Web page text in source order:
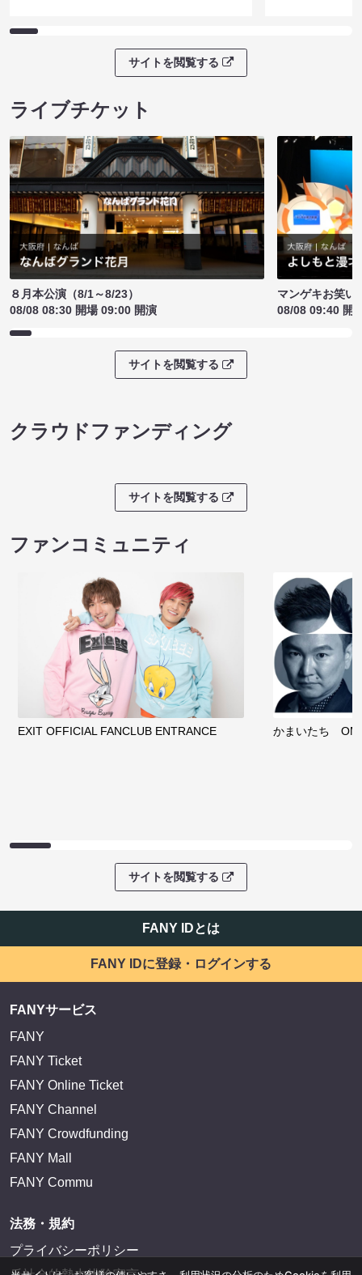
サイトを閲覧する
ライブチケット
８月本公演（8/1～8/23）
08/08 08:30 開場 09:00 開演
マンゲキお笑い
08/08 09:40 開
サイトを閲覧する
クラウドファンディング
サイトを閲覧する
ファンコミュニティ
EXIT OFFICIAL FANCLUB ENTRANCE かまいたち
サイトを閲覧する
FANY IDとは
FANY IDに登録・ログインする
FANYサービス
FANY
FANY Ticket
FANY Online Ticket
FANY Channel
FANY Crowdfunding
FANY Mall
FANY Commu
法務・規約
プライバシーポリシー